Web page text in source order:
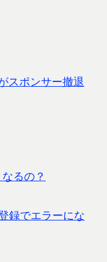
スポンサー撤退
るの？
録でエラーにな